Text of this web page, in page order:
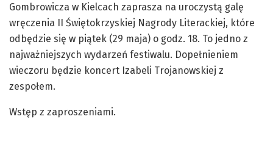
Gombrowicza w Kielcach zaprasza na uroczystą galę
wręczenia II Świętokrzyskiej Nagrody Literackiej, które
odbędzie się w piątek (29 maja) o godz. 18. To jedno z
najważniejszych wydarzeń festiwalu. Dopełnieniem
wieczoru będzie koncert Izabeli Trojanowskiej z
zespołem.
Wstęp z zaproszeniami.